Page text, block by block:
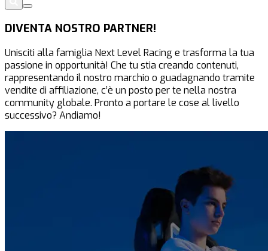
DIVENTA NOSTRO PARTNER!
Unisciti alla famiglia Next Level Racing e trasforma la tua
passione in opportunità! Che tu stia creando contenuti,
rappresentando il nostro marchio o guadagnando tramite
vendite di affiliazione, c’è un posto per te nella nostra
community globale. Pronto a portare le cose al livello
successivo? Andiamo!